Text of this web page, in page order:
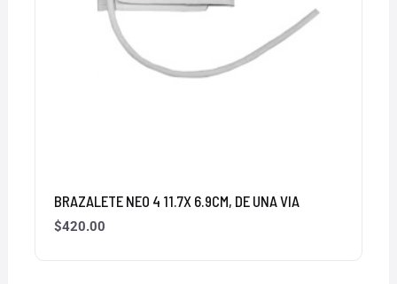
BRAZALETE NEO 4 11.7X 6.9CM, DE UNA VIA
$420.00